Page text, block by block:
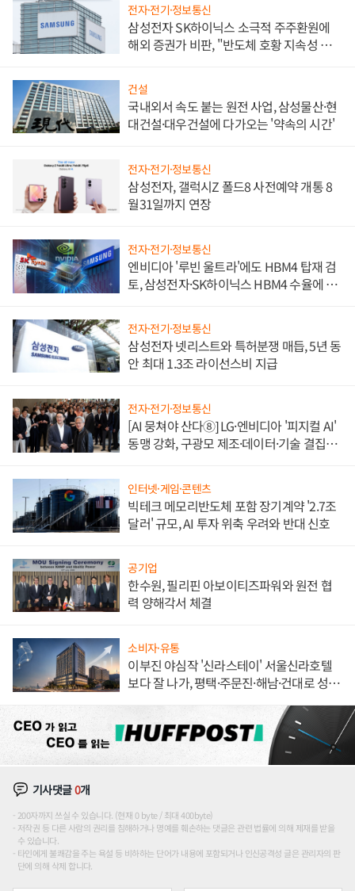
전자·전기·정보통신
삼성전자 SK하이닉스 소극적 주주환원에
해외 증권가 비판, "반도체 호황 지속성 의
건설
국내외서 속도 붙는 원전 사업, 삼성물산·현
대건설·대우건설에 다가오는 '약속의 시간'
전자·전기·정보통신
삼성전자, 갤럭시Z 폴드8 사전예약 개통 8
월31일까지 연장
전자·전기·정보통신
엔비디아 '루빈 울트라'에도 HBM4 탑재 검
토, 삼성전자·SK하이닉스 HBM4 수율에 주
전자·전기·정보통신
삼성전자 넷리스트와 특허분쟁 매듭, 5년 동
안 최대 1.3조 라이선스비 지급
전자·전기·정보통신
[AI 뭉쳐야 산다⑧] LG·엔비디아 '피지컬 AI'
동맹 강화, 구광모 제조·데이터·기술 결집
인터넷·게임·콘텐츠
빅테크 메모리반도체 포함 장기계약 '2.7조
달러' 규모, AI 투자 위축 우려와 반대 신호
공기업
한수원, 필리핀 아보이티즈파워와 원전 협
력 양해각서 체결
소비자·유통
이부진 야심작 '신라스테이' 서울신라호텔
보다 잘 나가, 평택·주문진·해남·건대로 성
기사댓글0개
200자까지 쓰실 수 있습니다. (현재 0 byte / 최대 400byte)
저작권 등 다른 사람의 권리를 침해하거나 명예를 훼손하는 댓글은 관련 법률에 의해 제재를 받을
수 있습니다.
타인에게 불쾌감을 주는 욕설 등 비하하는 단어가 내용에 포함되거나 인신공격성 글은 관리자의 판
단에 의해 삭제 합니다.